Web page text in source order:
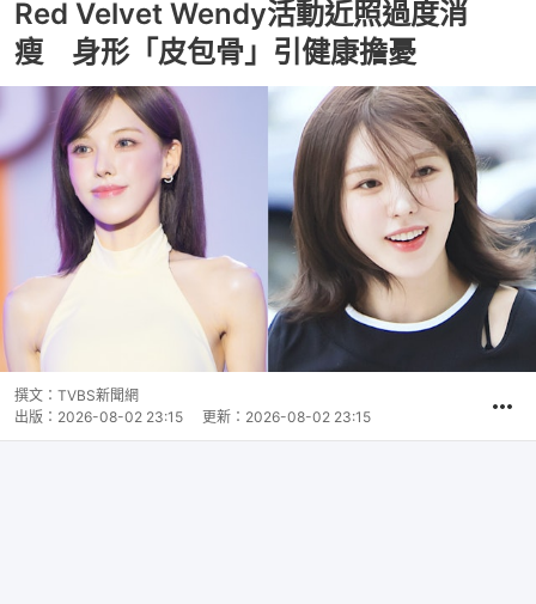
Red Velvet Wendy活動近照過度消
瘦 身形「皮包骨」引健康擔憂
撰文： TVBS新聞網
出版： 2026-08-02 23:15 更新： 2026-08-02 23:15